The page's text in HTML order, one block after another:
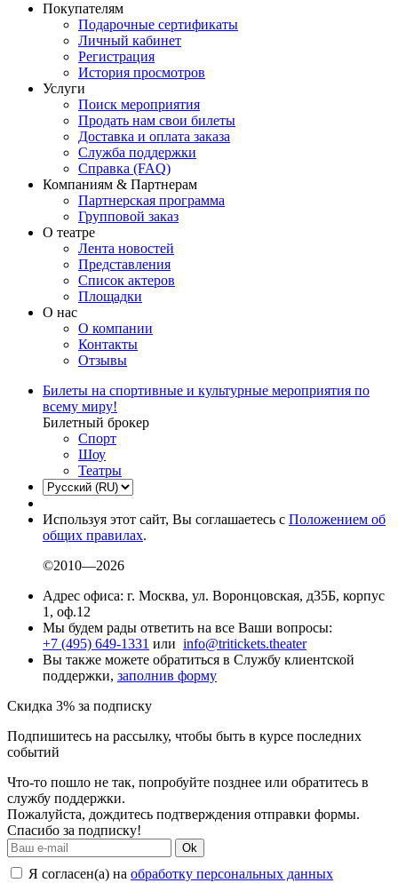
Покупателям
Подарочные сертификаты
Личный кабинет
Регистрация
История просмотров
Услуги
Поиск мероприятия
Продать нам свои билеты
Доставка и оплата заказа
Служба поддержки
Справка (FAQ)
Компаниям & Партнерам
Партнерская программа
Групповой заказ
О театре
Лента новостей
Представления
Список актеров
Площадки
О нас
О компании
Контакты
Отзывы
Билеты на спортивные и культурные мероприятия по
всему миру!
Билетный брокер
Спорт
Шоу
Театры
Используя этот сайт, Вы соглашаетесь с Положением об
общих правилах.
©2010—2026
Адрес офиса: г. Москва, ул. Воронцовская, д35Б, корпус
1, оф.12
Мы будем рады ответить на все Ваши вопросы:
+7 (495) 649-1331 или info@tritickets.theater
Вы также можете обратиться в Службу клиентской
поддержки, заполнив форму
Скидка 3% за подписку
Подпишитесь на рассылку, чтобы быть в курсе последних
событий
Что-то пошло не так, попробуйте позднее или обратитесь в
службу поддержки.
Пожалуйста, дождитесь подтверждения отправки формы.
Спасибо за подписку!
Ok
Я согласен(а) на обработку персональных данных